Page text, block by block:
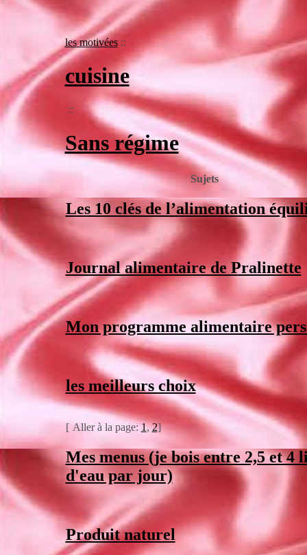
les motivées::
cuisine
::
Sans régime
Sujets
Les 10 clés de l’alimentation
Journal alimentaire de Pralinette
Mon programme alimentaire
les meilleurs choix
[ Aller à la page:1,2]
Mes menus (je bois entre 2,5 et 4
d'eau par jour)
Produit naturel